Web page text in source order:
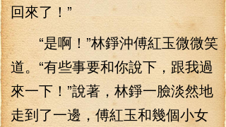
回來了！”
“是啊！”林錚沖傅紅玉微微笑
道。“有些事要和你說下，跟我過
來一下！”說著，林錚一臉淡然地
走到了一邊，傅紅玉和幾個小女